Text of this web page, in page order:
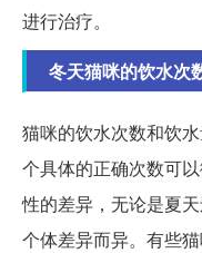
进行治疗。
冬天猫咪的饮水次
猫咪的饮水次数和饮
个具体的正确次数可
性的差异，无论是夏
个体差异而异。有些